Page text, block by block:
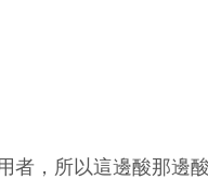
，所以這邊酸那邊